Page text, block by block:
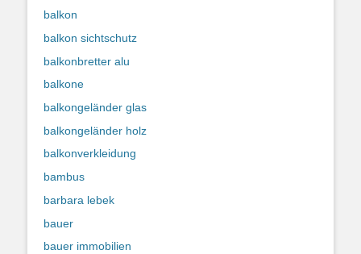
balkon
balkon sichtschutz
balkonbretter alu
balkone
balkongeländer glas
balkongeländer holz
balkonverkleidung
bambus
barbara lebek
bauer
bauer immobilien